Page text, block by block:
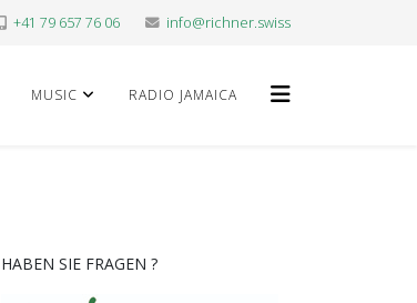
+41 79 657 76 06 info@richner.swiss
MUSIC RADIO JAMAICA
HABEN SIE FRAGEN ?